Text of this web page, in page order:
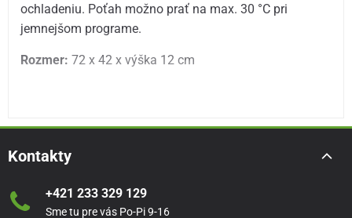
ochladeniu. Poťah možno prať na max. 30 °C pri
jemnejšom programe.
Rozmer: 72 x 42 x výška 12 cm
Kontakty
+421 233 329 129
Sme tu pre vás Po-Pi 9-16